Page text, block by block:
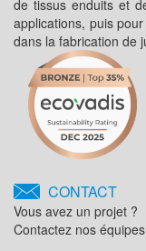
de tissus enduits et
applications, puis
dans la fabrication de
CONTACT
Vous avez un projet ?
Contactez nos